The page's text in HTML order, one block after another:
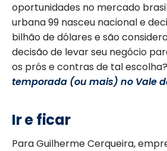
oportunidades no mercado
urbana 99 nasceu nacional e
bilhão de dólares e são
decisão de levar seu negócio
os prós e contras de tal escolha?
temporada (ou mais) no Vale
Ir e ficar
Para Guilherme Cerqueira,